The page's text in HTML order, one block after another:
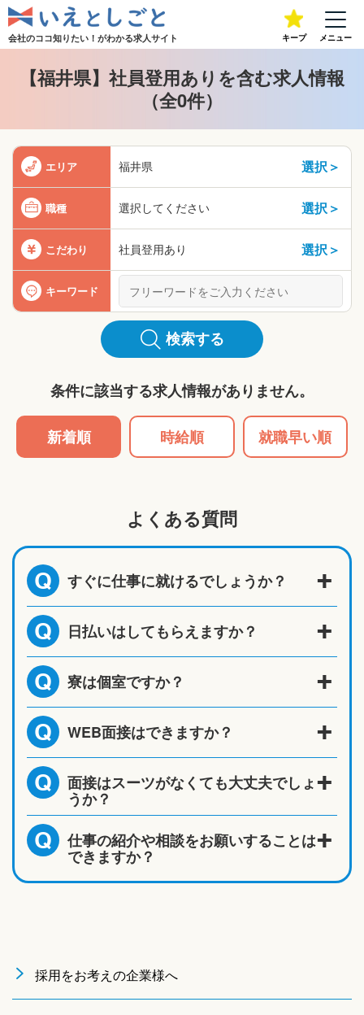
会社のココ知りたい！がわかる求人サイト キープ メニュー
【福井県】社員登用ありを含む求人情報
（全0件）
エリア 福井県 選択＞
職種 選択してください 選択＞
こだわり 社員登用あり 選択＞
キーワード
検索する
条件に該当する求人情報がありません。
新着順 時給順 就職早い順
よくある質問
Q すぐに仕事に就けるでしょうか？
Q 日払いはしてもらえますか？
Q 寮は個室ですか？
Q WEB面接はできますか？
Q 面接はスーツがなくても大丈夫でしょ
うか？
Q 仕事の紹介や相談をお願いすることは
できますか？
採用をお考えの企業様へ